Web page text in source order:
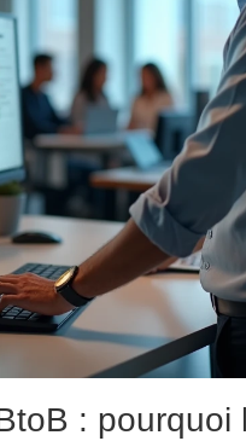
: pourquoi